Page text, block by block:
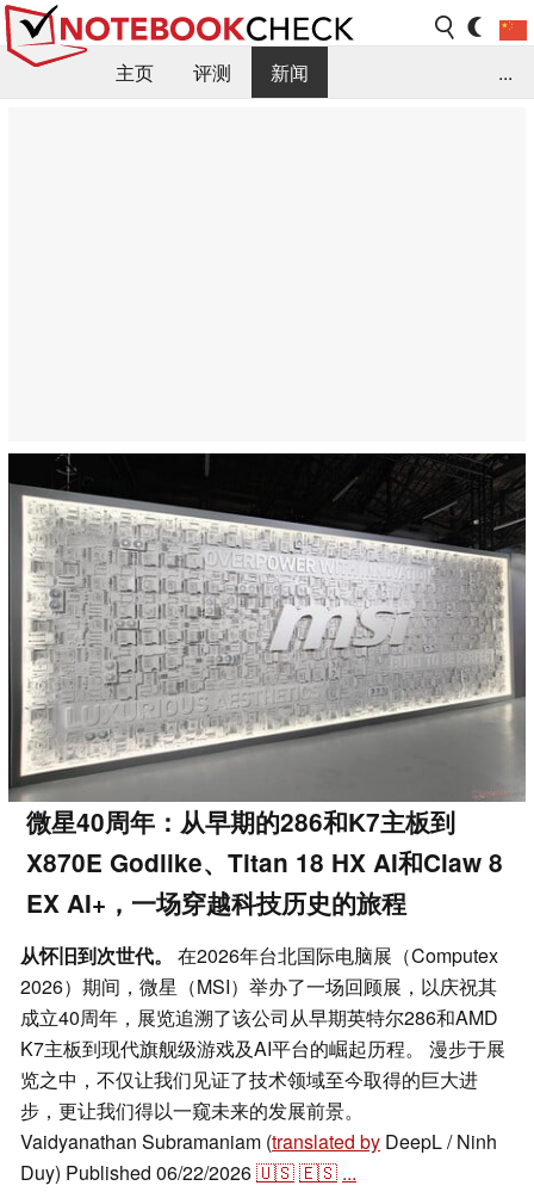
主页 评测
新闻
...
微星40周年：从早期的286和K7主板到
X870E Godlike、Titan 18 HX AI和Claw 8
EX AI+，一场穿越科技历史的旅程
从怀旧到次世代。
在2026年台北国际电脑展（Computex
2026）期间，微星（MSI）举办了一场回顾展，以庆祝其
成立40周年，展览追溯了该公司从早期英特尔286和AMD
K7主板到现代旗舰级游戏及AI平台的崛起历程。 漫步于展
览之中，不仅让我们见证了技术领域至今取得的巨大进
步，更让我们得以一窥未来的发展前景。
Vaidyanathan Subramaniam (translated by DeepL / Ninh
Duy) Published 06/22/2026🇺🇸🇪🇸 ...